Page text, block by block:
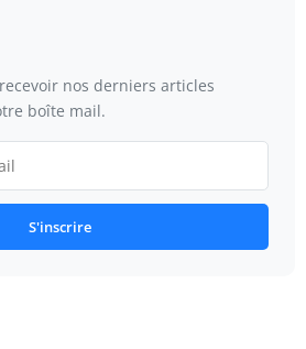
nos derniers articles
boîte mail.
S'inscrire